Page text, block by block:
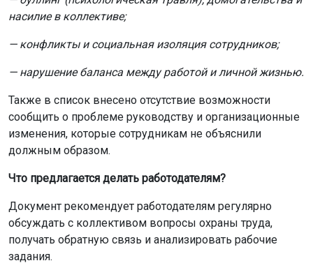
насилие в коллективе;
— конфликты и социальная изоляция сотрудников;
— нарушение баланса между работой и личной жизнью.
Также в список внесено отсутствие возможности
сообщить о проблеме руководству и организационные
изменения, которые сотрудникам не объяснили
должным образом.
Что предлагается делать работодателям?
Документ рекомендует работодателям регулярно
обсуждать с коллективом вопросы охраны труда,
получать обратную связь и анализировать рабочие
задания.